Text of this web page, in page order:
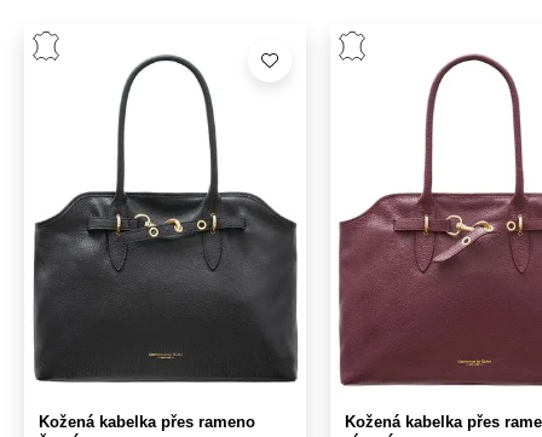
Kožená kabelka přes rameno
Kožená kabelka přes